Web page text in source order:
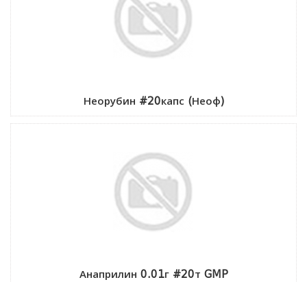
Неорубин #20капс (Неоф)
Анаприлин 0.01г #20т GMP